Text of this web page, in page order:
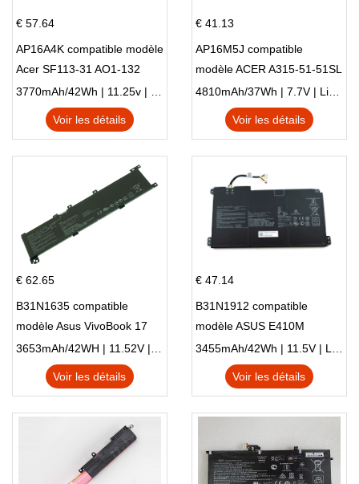
€ 57.64
AP16A4K compatible modèle
Acer SF113-31 AO1-132
NE132
3770mAh/42Wh | 11.25v | Li-ion ...
Voir les détails
€ 41.13
AP16M5J compatible
modèle ACER A315-51-51SL
N17Q1 SERIES
4810mAh/37Wh | 7.7V | Li-ion ...
Voir les détails
€ 62.65
B31N1635 compatible
modèle Asus VivoBook 17
X705NC X705UA X705UV
X705UN X705UD
3653mAh/42WH | 11.52V | Li-ion ...
Voir les détails
€ 47.14
B31N1912 compatible
modèle ASUS E410M
E410MA L410MA
3455mAh/42Wh | 11.5V | Li-ion ...
Voir les détails